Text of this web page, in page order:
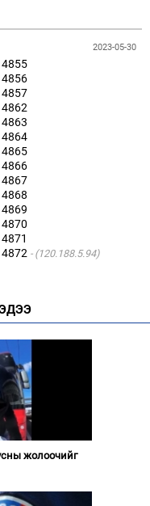
2023-05-30
(120.188.5.94)
жолоочийг